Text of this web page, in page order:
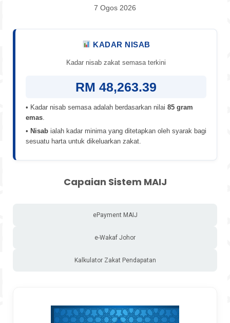
7 Ogos 2026
KADAR NISAB
Kadar nisab zakat semasa terkini
RM 48,263.39
• Kadar nisab semasa adalah berdasarkan nilai 85 gram
emas
• Nisab ialah kadar minima yang ditetapkan oleh syarak bagi
sesuatu harta untuk dikeluarkan zakat.
Capaian Sistem MAIJ
ePayment MAIJ
e-Wakaf Johor
Kalkulator Zakat Pendapatan